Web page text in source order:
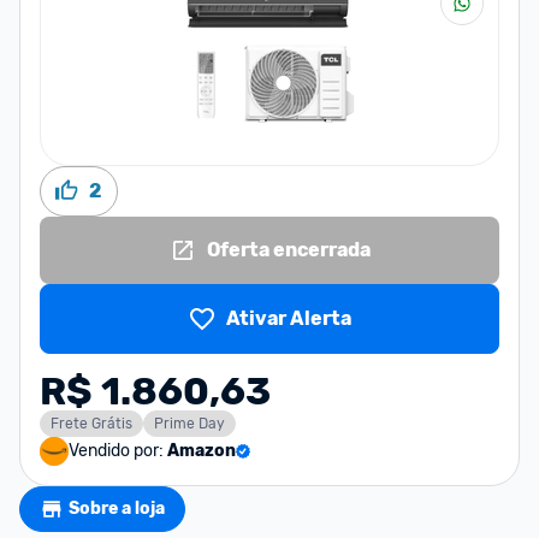
2
Oferta encerrada
Ativar Alerta
R$ 1.860,63
Frete Grátis Prime Day
Vendido por: Amazon
Sobre a loja